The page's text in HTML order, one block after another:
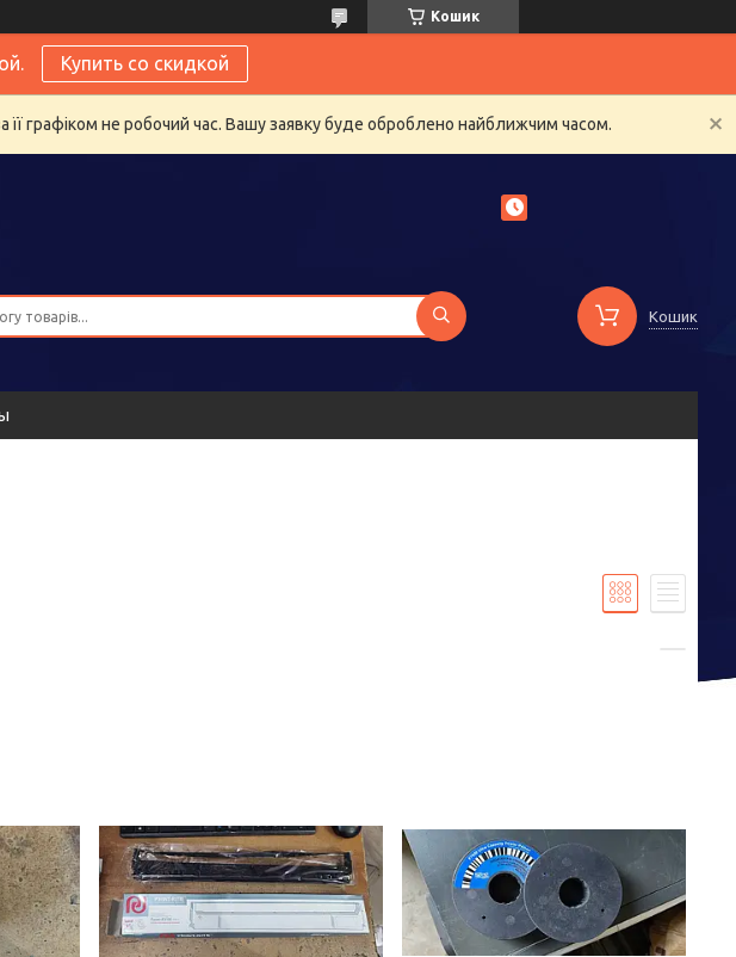
Кошик
Купить со скидкой
графіком не робочий час. Вашу заявку буде оброблено найближчим часом.
Кошик